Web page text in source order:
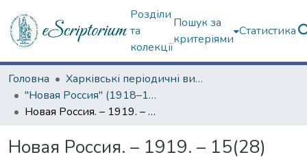
Розділи
та
колекції
Пошук за
критеріями
Статистика
Головна
Харківські періодичні видання
"Новая Россия" (1918–1919 гг.)
Новая Россия. – 1919. – 15(28) июня (№ 24)
Новая Россия. – 1919. – 15(28)